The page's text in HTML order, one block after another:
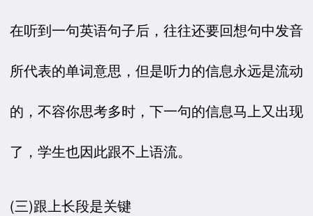
在听到一句英语句子后，往往还要回想句中发音
所代表的单词意思，但是听力的信息永远是流动
的，不容你思考多时，下一句的信息马上又出现
了，学生也因此跟不上语流。
(三)跟上长段是关键